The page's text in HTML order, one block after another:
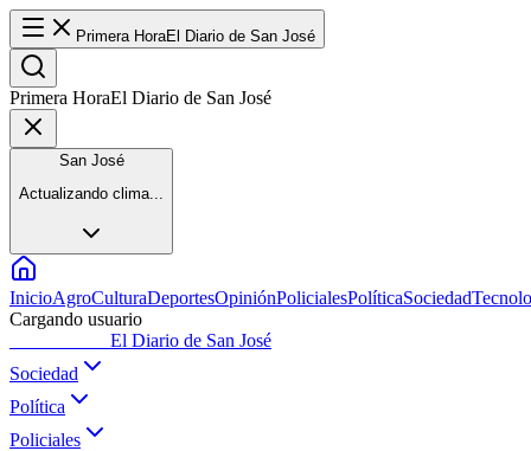
Primera HoraEl Diario de San José
Primera HoraEl Diario de San José
San José
Actualizando clima...
InicioAgroCulturaDeportesOpiniónPolicialesPolíticaSociedad
Cargando usuario
El Diario de San José
Sociedad
Política
Policiales